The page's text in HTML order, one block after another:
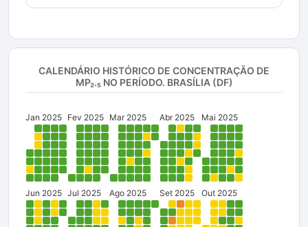
CALENDÁRIO HISTÓRICO DE CONCENTRAÇÃO DE
MP₂.₅NO PERÍODO. BRASÍLIA (DF)
Jan 2025 Fev 2025 Mar 2025 Abr 2025 Mai 2025
Jun 2025 Jul 2025 Ago 2025 Set 2025 Out 2025